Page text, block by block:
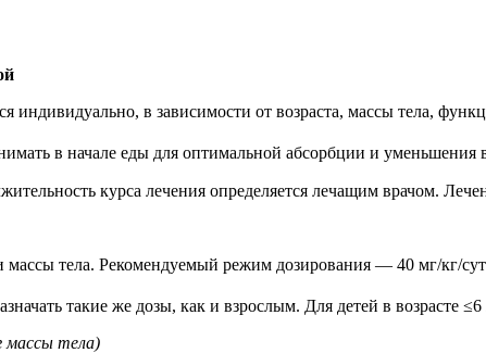
индивидуально, в зависимости от возраста, массы тела,
в начале еды для оптимальной абсорбции и
курса лечения определяется лечащим врачом.
массы тела. Рекомендуемый режим дозирования — 40 мг/кг/
такие же дозы, как и взрослым. Для детей в возрасте
массы тела)